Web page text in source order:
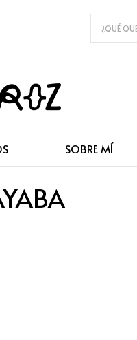
SOBRE MÍ